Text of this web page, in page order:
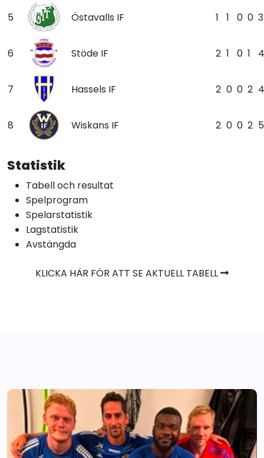
5 Östavalls IF 1 1 0 0 3
6 Stöde IF 2 1 0 1 4
7 Hassels IF 2 0 0 2 4
8 Wiskans IF 2 0 0 2 5
Statistik
Tabell och resultat
Spelprogram
Spelarstatistik
Lagstatistik
Avstängda
KLICKA HÄR FÖR ATT SE AKTUELL TABELL